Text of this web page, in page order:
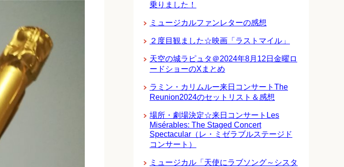
乗りました！
ミュージカルファンレターの感想
２度目観ました☆映画「ラストマイル」
天空の城ラピュタ＠2024年8月12日金曜ロ
ードショーのXまとめ
ラミン・カリムルー来日コンサートThe
Reunion2024のセットリスト＆感想
場所・劇場決定☆来日コンサートLes
Misérables: The Staged Concert
Spectacular（レ・ミゼラブルステージド
コンサート）
ミュージカル「天使にラブソング～シスタ